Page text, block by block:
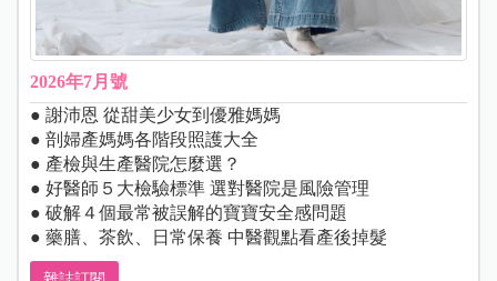
2026年7月號
● 謝沛恩 從甜美少女到優雅媽媽
● 剖婦產媽媽各階段照護大全
● 產檢與生產醫院怎麼選？
● 好醫師５大檢驗標準 選對醫院是風險管理
● 破解４個最常被誤解的寶寶安全感問題
● 藥膳、茶飲、日常保養 中醫觀點看產後掉髮